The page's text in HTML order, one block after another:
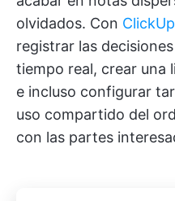
olvidados. Con
registrar las
tiempo real, crear una
e incluso configurar
uso compartido del
con las partes